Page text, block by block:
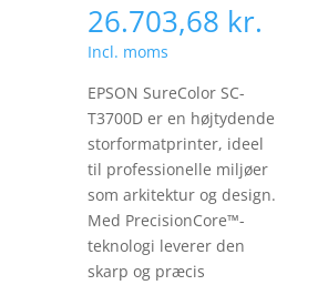
26.703,68 kr.
Incl. moms
EPSON SureColor SC-
T3700D er en højtydende
storformatprinter, ideel
til professionelle miljøer
som arkitektur og design.
Med PrecisionCore™-
teknologi leverer den
skarp og præcis